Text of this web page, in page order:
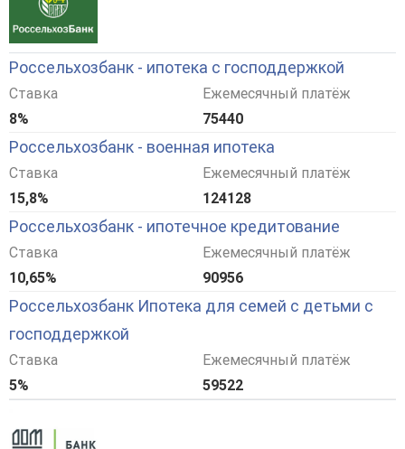
Россельхозбанк - ипотека с господдержкой
Ставка
8%
Ежемесячный платёж
75440
Россельхозбанк - военная ипотека
Ставка
15,8%
Ежемесячный платёж
124128
Россельхозбанк - ипотечное кредитование
Ставка
10,65%
Ежемесячный платёж
90956
Россельхозбанк Ипотека для семей с детьми с
господдержкой
Ставка
5%
Ежемесячный платёж
59522